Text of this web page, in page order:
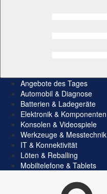
Angebote des Tages
Automobil & Diagnose
Batterien & Ladegeräte
Elektronik & Komponenten
Konsolen & Videospiele
Werkzeuge & Messtechnik
IT & Konnektivität
Löten & Reballing
Mobiltelefone & Tablets